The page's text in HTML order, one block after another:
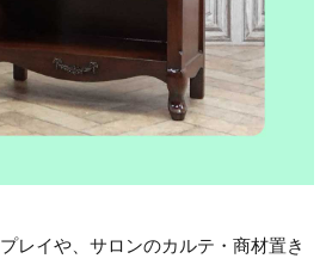
レイや、サロンのカルテ・商材置き